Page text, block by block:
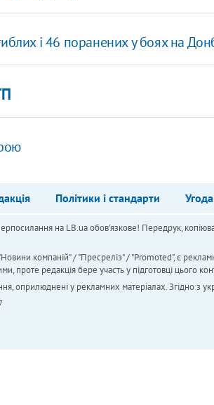
і 46 поранених у боях на
Політики і стандарти
на LB.ua обов'язкове! Передрук,
компаній" / "Пресреліз" / "Promoted", є
редакція бере участь у підготовці цього
оприлюднені у рекламних матеріалах. Згідно з